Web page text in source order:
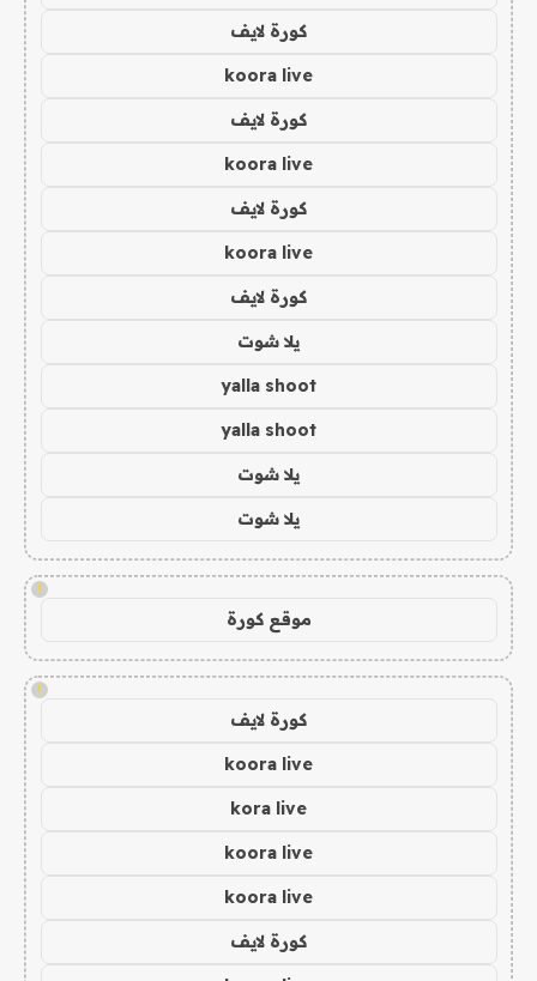
كورة لايف
koora live
كورة لايف
koora live
كورة لايف
koora live
كورة لايف
يلا شوت
yalla shoot
yalla shoot
يلا شوت
يلا شوت
!
موقع كورة
!
كورة لايف
koora live
kora live
koora live
koora live
كورة لايف